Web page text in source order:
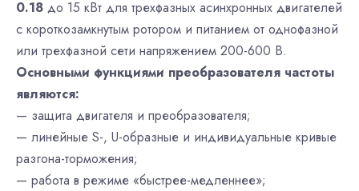
0.18 до 15 кВт для трехфазных асинхронных двигателей
с короткозамкнутым ротором и питанием от однофазной
или трехфазной сети напряжением 200-600 В.
Основными функциями преобразователя частоты
являются:
— защита двигателя и преобразователя;
— линейные S-, U-образные и индивидуальные кривые
разгона-торможения;
— работа в режиме «быстрее-медленнее»;